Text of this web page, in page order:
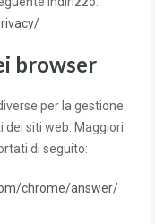
browser
per la gestione
dei siti web. Maggiori
di seguito:
chrome/answer/